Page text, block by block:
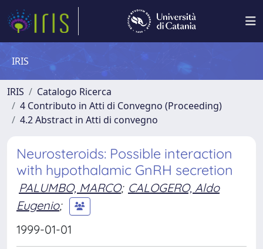
IRIS
IRIS
Catalogo Ricerca
4 Contributo in Atti di Convegno (Proceeding)
4.2 Abstract in Atti di convegno
Neurosteroids: Possible interaction
with hypothalamic GnRH secretion
PALUMBO, MARCO; CALOGERO, Aldo
Eugenio;
1999-01-01